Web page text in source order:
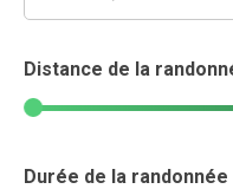
Distance de la
Durée de la randonnée